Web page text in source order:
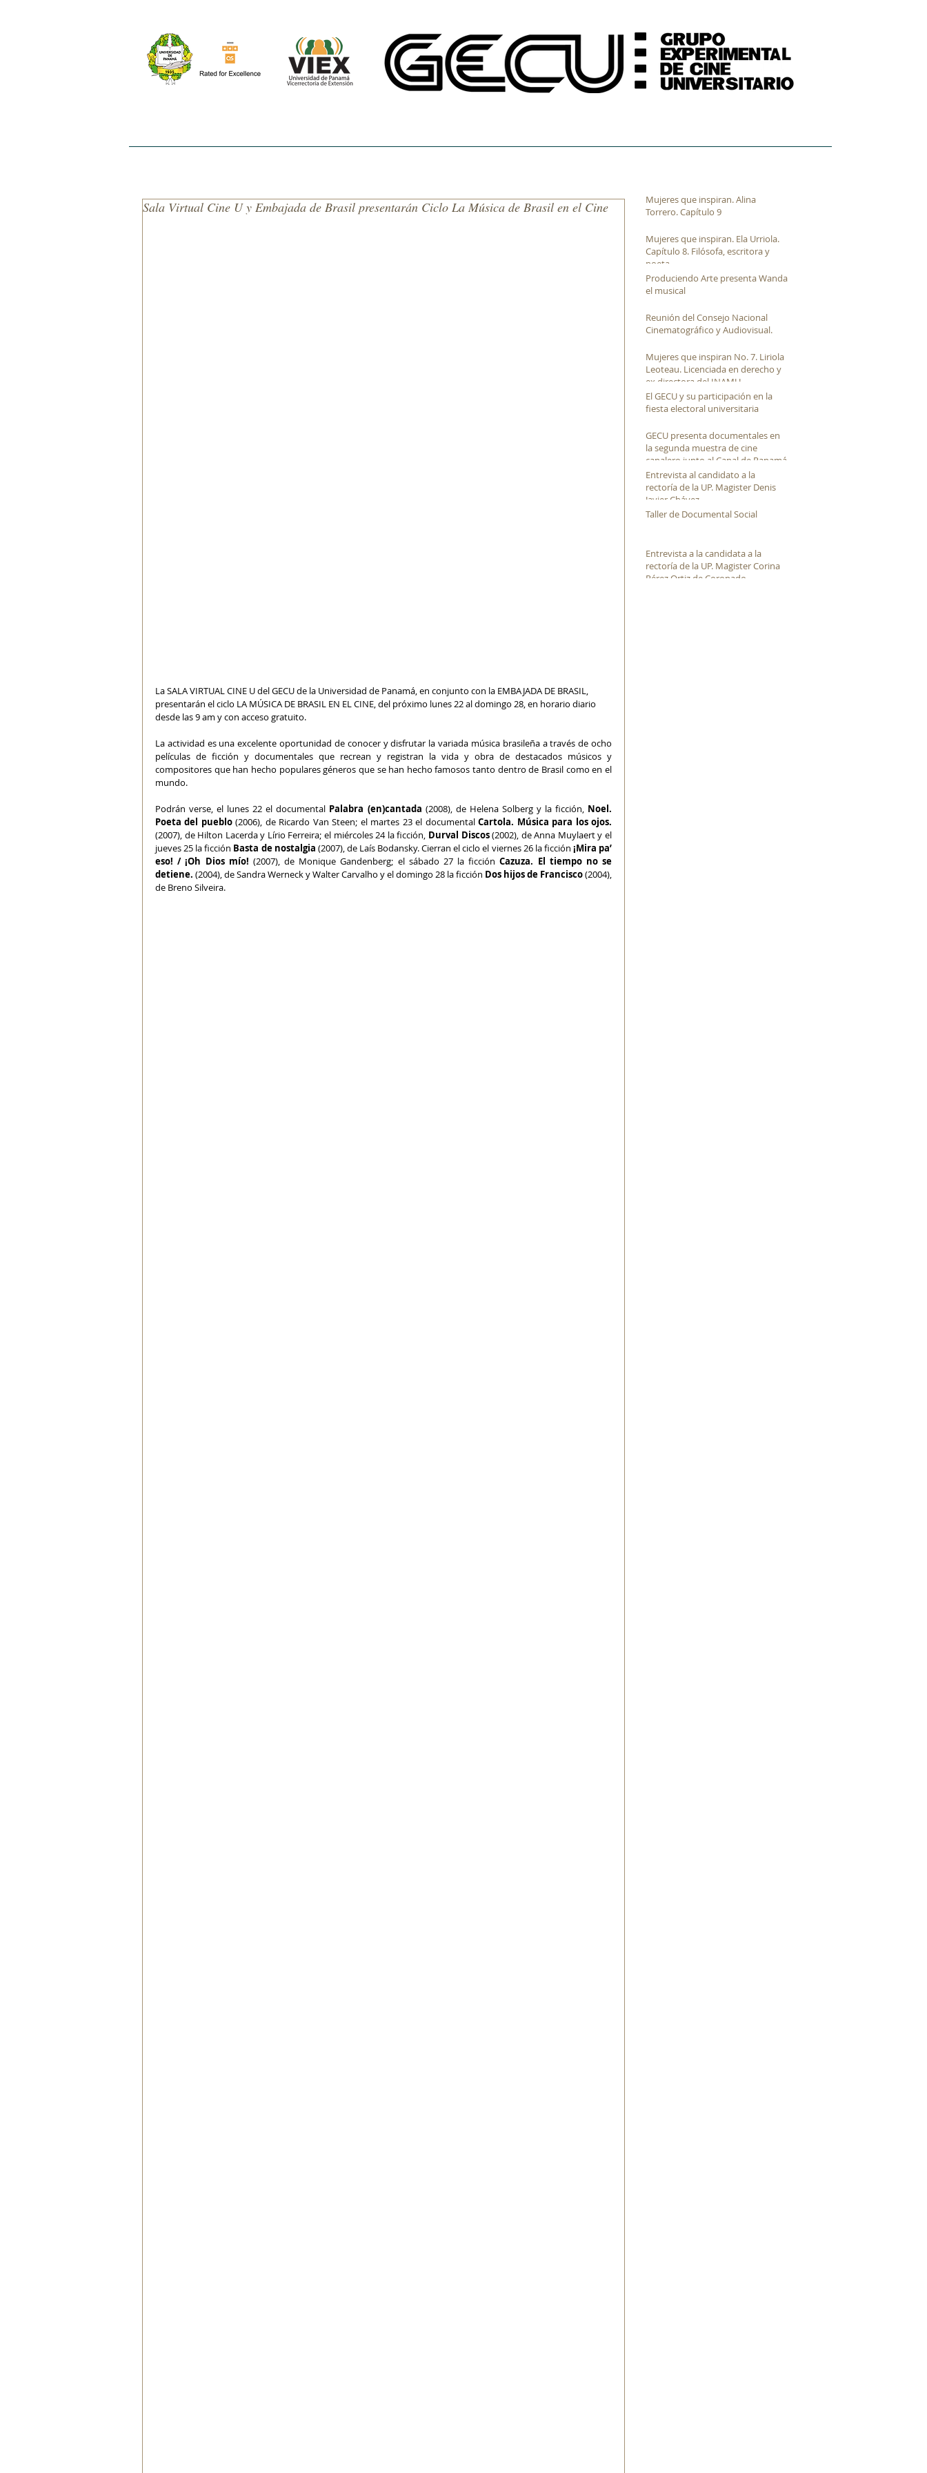
Sala Virtual Cine U y Embajada de Brasil presentarán Ciclo La Música de Brasil en el Cine
La SALA VIRTUAL CINE U del GECU de la Universidad de Panamá, en conjunto con la EMBAJADA DE BRASIL,
presentarán el ciclo LA MÚSICA DE BRASIL EN EL CINE, del próximo lunes 22 al domingo 28, en horario diario
desde las 9 am y con acceso gratuito.
La actividad es una excelente oportunidad de conocer y disfrutar la variada música brasileña a través de ocho
películas de ficción y documentales que recrean y registran la vida y obra de destacados músicos y
compositores que han hecho populares géneros que se han hecho famosos tanto dentro de Brasil como en el
mundo.
Podrán verse, el lunes 22 el documental Palabra (en)cantada (2008), de Helena Solberg y la ficción, Noel.
Poeta del pueblo (2006), de Ricardo Van Steen; el martes 23 el documental
(2007), de Hilton Lacerda y Lírio Ferreira; el miércoles 24 la ficción, Durval Discos (2002), de Anna Muylaert y el
jueves 25 la ficción Basta de nostalgia (2007), de Laís Bodansky. Cierran el ciclo el viernes 26 la ficción ¡Mira pa’
eso! / ¡Oh Dios mío! (2007), de Monique Gandenberg; el sábado 27 la ficción Cazuza. El tiempo no se
detiene. (2004), de Sandra Werneck y Walter Carvalho y el domingo 28 la ficción Dos hijos de Francisco (2004),
de Breno Silveira.
Mujeres que inspiran. Alina
Torrero. Capítulo 9
Mujeres que inspiran. Ela Urriola.
Capítulo 8. Filósofa, escritora y
poeta
Produciendo Arte presenta Wanda
el musical
Reunión del Consejo Nacional
Cinematográfico y Audiovisual.
Mujeres que inspiran No. 7. Liriola
Leoteau. Licenciada en derecho y
ex directora del INAMU
El GECU y su participación en la
fiesta electoral universitaria
GECU presenta documentales en
la segunda muestra de cine
canalero junto al Canal de Panamá
Entrevista al candidato a la
rectoría de la UP. Magister Denis
Javier Chávez
Taller de Documental Social
Entrevista a la candidata a la
rectoría de la UP. Magister Corina
Pérez Ortiz de Coronado